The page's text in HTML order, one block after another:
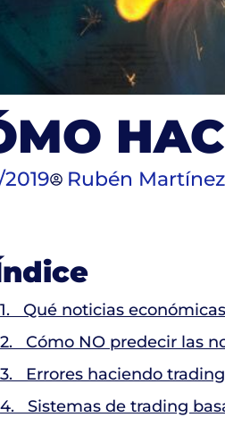
Rubén Martínez
1. Qué noticias
2. Cómo NO predecir las
3. Errores haciendo
4. Sistemas de trading